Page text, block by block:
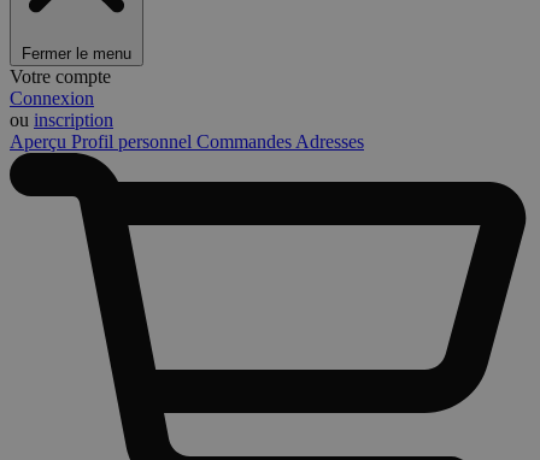
Fermer le menu
Votre compte
Connexion
ou inscription
Aperçu Profil personnel Commandes Adresses